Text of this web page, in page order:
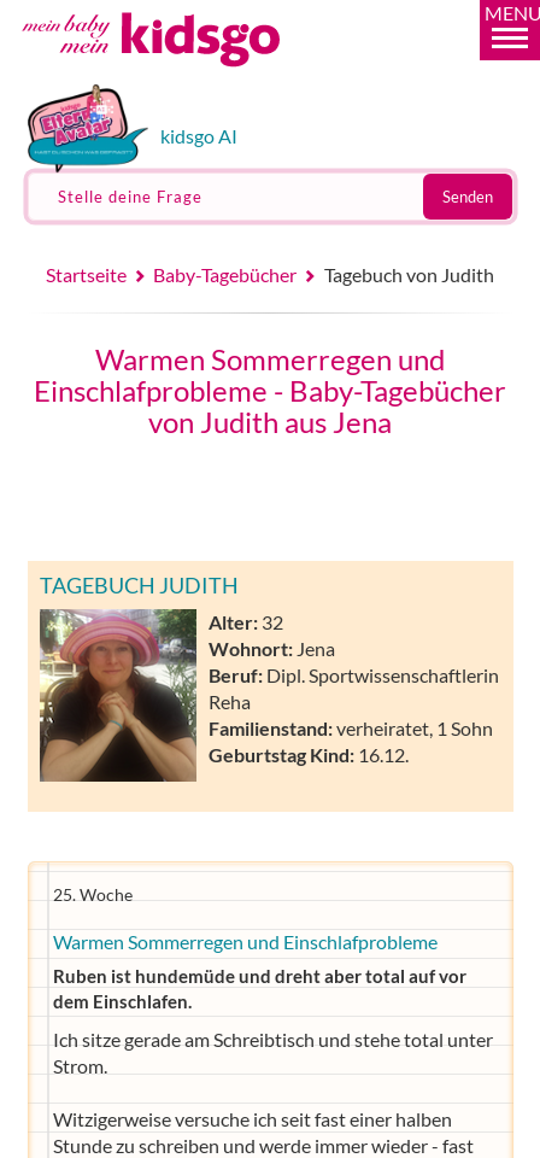
kidsgo AI
Stelle deine Frage Senden
Startseite Baby-Tagebücher Tagebuch von Judith
Warmen Sommerregen und
Einschlafprobleme - Baby-Tagebücher
von Judith aus Jena
TAGEBUCH JUDITH
Alter: 32
Wohnort: Jena
Beruf: Dipl. Sportwissenschaftlerin
Reha
Familienstand:verheiratet, 1 Sohn
Geburtstag Kind: 16.12.
25. Woche
Warmen Sommerregen und Einschlafprobleme
Ruben ist hundemüde und dreht aber total auf vor
dem Einschlafen.
Ich sitze gerade am Schreibtisch und stehe total unter
Strom.
Witzigerweise versuche ich seit fast einer halben
Stunde zu schreiben und werde immer wieder - fast